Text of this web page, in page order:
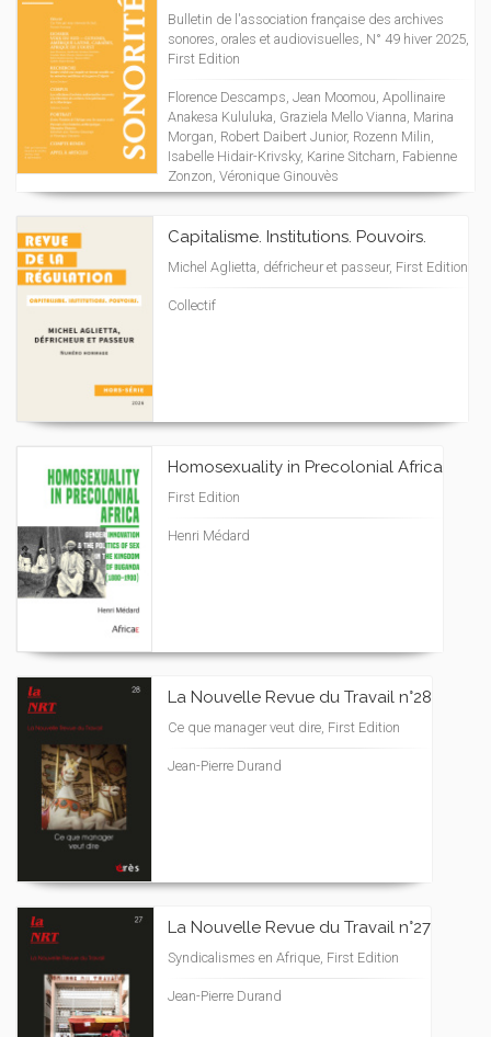
Bulletin de l'association française des archives
sonores, orales et audiovisuelles, N° 49 hiver 2025,
First Edition
Florence Descamps, Jean Moomou, Apollinaire
Anakesa Kululuka, Graziela Mello Vianna, Marina
Morgan, Robert Daibert Junior, Rozenn Milin,
Isabelle Hidair-Krivsky, Karine Sitcharn, Fabienne
Zonzon, Véronique Ginouvès
Capitalisme. Institutions. Pouvoirs.
Michel Aglietta, défricheur et passeur, First Edition
Collectif
Homosexuality in Precolonial Africa
First Edition
Henri Médard
La Nouvelle Revue du Travail n°28
Ce que manager veut dire, First Edition
Jean-Pierre Durand
La Nouvelle Revue du Travail n°27
Syndicalismes en Afrique, First Edition
Jean-Pierre Durand